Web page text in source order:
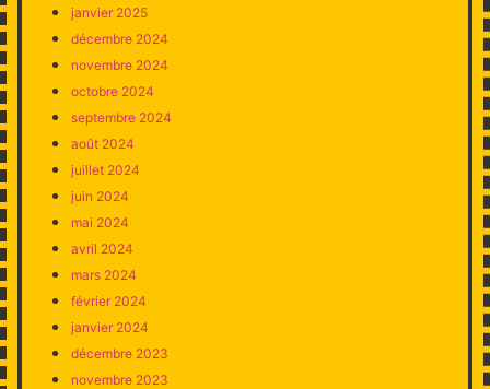
janvier 2025
décembre 2024
novembre 2024
octobre 2024
septembre 2024
août 2024
juillet 2024
juin 2024
mai 2024
avril 2024
mars 2024
février 2024
janvier 2024
décembre 2023
novembre 2023